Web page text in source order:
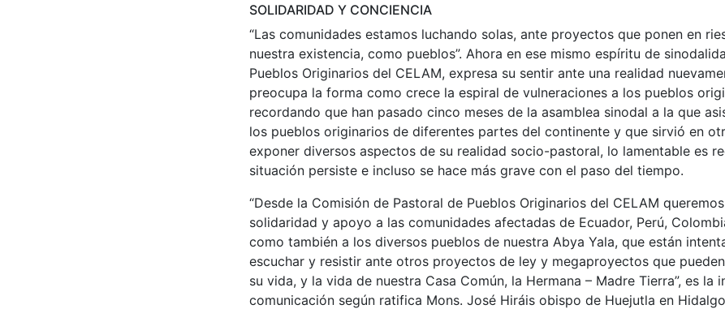
SOLIDARIDAD Y CONCIENCIA
“Las comunidades estamos luchando solas, ante proyectos que ponen en
nuestra existencia, como pueblos”. Ahora en ese mismo espíritu de
Pueblos Originarios del CELAM, expresa su sentir ante una realidad
preocupa la forma como crece la espiral de vulneraciones a los pueblos
recordando que han pasado cinco meses de la asamblea sinodal a la que
los pueblos originarios de diferentes partes del continente y que sirvió en
exponer diversos aspectos de su realidad socio-pastoral, lo lamentable es
situación persiste e incluso se hace más grave con el paso del tiempo.
“Desde la Comisión de Pastoral de Pueblos Originarios del CELAM
solidaridad y apoyo a las comunidades afectadas de Ecuador, Perú,
como también a los diversos pueblos de nuestra Abya Yala, que están
escuchar y resistir ante otros proyectos de ley y megaproyectos que
su vida, y la vida de nuestra Casa Común, la Hermana – Madre Tierra”, es la
comunicación según ratifica Mons. José Hiráis obispo de Huejutla en